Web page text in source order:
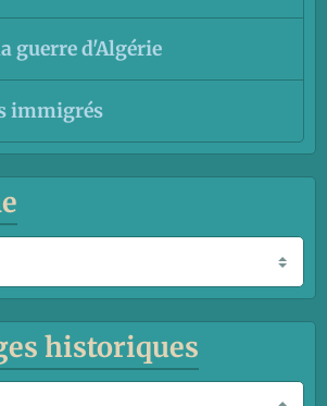
guerre d'Algérie
immigrés
historiques